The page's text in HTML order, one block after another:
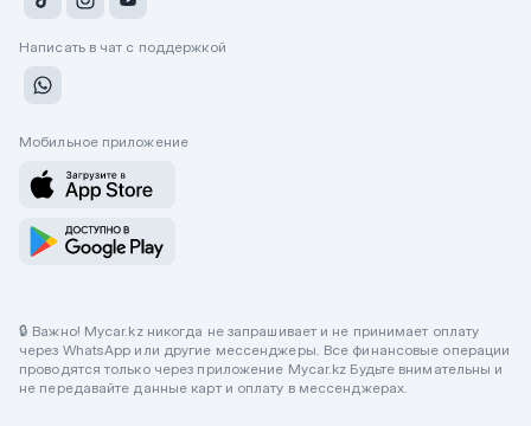
Написать в чат с поддержкой
Мобильное приложение
🔒 Важно! Mycar.kz никогда не запрашивает и не принимает оплату
через WhatsApp или другие мессенджеры. Все финансовые операции
проводятся только через приложение Mycar.kz Будьте внимательны и
не передавайте данные карт и оплату в мессенджерах.